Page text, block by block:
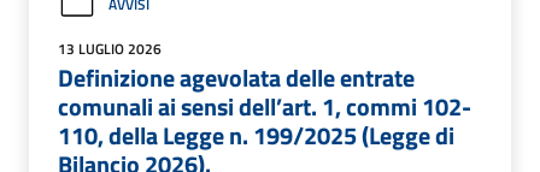
13 LUGLIO 2026
Definizione agevolata delle entrate
comunali ai sensi dell’art. 1, commi 102-
110, della Legge n. 199/2025 (Legge di
Bilancio 2026).